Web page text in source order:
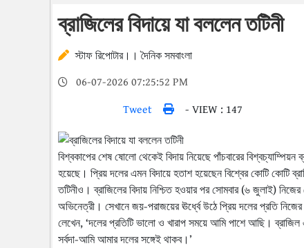
ব্রাজিলের বিদায়ে যা বললেন তটিনী
স্টাফ রিপোটার।। দৈনিক সমবাংলা
06-07-2026 07:25:52 PM
Tweet
- VIEW : 147
বিশ্বকাপের শেষ ষোলো থেকেই বিদায় নিয়েছে পাঁচবারের
হয়েছে। প্রিয় দলের এমন বিদায়ে হতাশ হয়েছেন বিশ্বের কোটি কোটি
তটিনীও। ব্রাজিলের বিদায় নিশ্চিত হওয়ার পর সোমবার (৬ জুলাই)
অভিনেত্রী। সেখানে জয়-পরাজয়ের ঊর্ধ্বে উঠে প্রিয় দলের প্রতি
লেখেন, ‘দলের প্রতিটি ভালো ও খারাপ সময়ে আমি পাশে আছি।
সর্বদা-আমি আমার দলের সঙ্গেই থাকব।’